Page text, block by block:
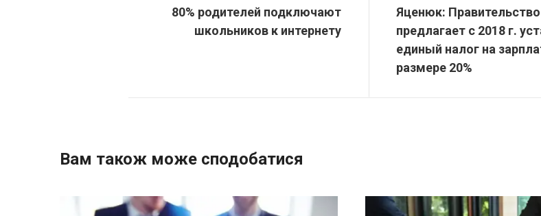
80% родителей подключают
школьников к интернету
Яценюк: Правительство
предлагает с 2018 г.
единый налог на
размере 20%
Вам також може сподобатися